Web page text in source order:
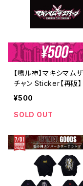
【鳴ル神】マキシマム
チャン Sticker【再販】
¥500
SOLD OUT